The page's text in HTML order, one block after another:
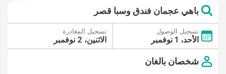
باهي عجمان فندق وسبا قصر
تسجيل الوصول
الأحد، 1 نوفمبر
تسجيل المغادرة
الاثنين، 2 نوفمبر
شخصان بالغان